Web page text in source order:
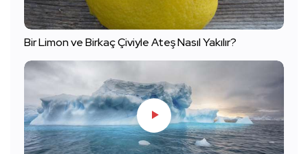
Bir Limon ve Birkaç Çiviyle Ateş Nasıl Yakılır?